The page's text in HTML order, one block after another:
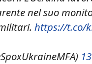
nel suo
https://t.co/